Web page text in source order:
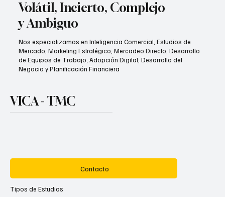
Volátil, Incierto, Complejo
y Ambiguo
Nos especializamos en Inteligencia Comercial, Estudios de
Mercado, Marketing Estratégico, Mercadeo Directo, Desarrollo
de Equipos de Trabajo, Adopción Digital, Desarrollo del
Negocio y Planificación Financiera
VICA - TMC
Contacto
Tipos de Estudios